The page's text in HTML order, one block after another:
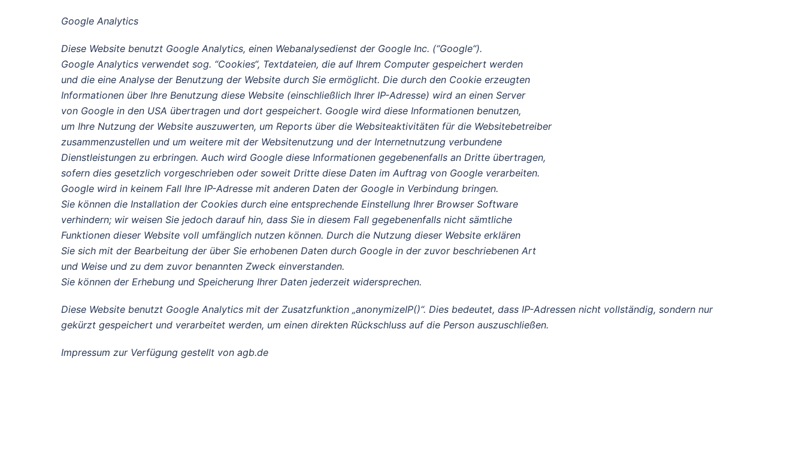
Google Analytics
Diese Website benutzt Google Analytics, einen Webanalysedienst der Google Inc. (“Google“).
Google Analytics verwendet sog. “Cookies“, Textdateien, die auf Ihrem Computer gespeichert werden
und die eine Analyse der Benutzung der Website durch Sie ermöglicht. Die durch den Cookie erzeugten
Informationen über Ihre Benutzung diese Website (einschließlich Ihrer IP-Adresse) wird an einen Server
von Google in den USA übertragen und dort gespeichert. Google wird diese Informationen benutzen,
um Ihre Nutzung der Website auszuwerten, um Reports über die Websiteaktivitäten für die Websitebetreiber
zusammenzustellen und um weitere mit der Websitenutzung und der Internetnutzung verbundene
Dienstleistungen zu erbringen. Auch wird Google diese Informationen gegebenenfalls an Dritte übertragen,
sofern dies gesetzlich vorgeschrieben oder soweit Dritte diese Daten im Auftrag von Google verarbeiten.
Google wird in keinem Fall Ihre IP-Adresse mit anderen Daten der Google in Verbindung bringen.
Sie können die Installation der Cookies durch eine entsprechende Einstellung Ihrer Browser Software
verhindern; wir weisen Sie jedoch darauf hin, dass Sie in diesem Fall gegebenenfalls nicht sämtliche
Funktionen dieser Website voll umfänglich nutzen können. Durch die Nutzung dieser Website erklären
Sie sich mit der Bearbeitung der über Sie erhobenen Daten durch Google in der zuvor beschriebenen Art
und Weise und zu dem zuvor benannten Zweck einverstanden.
Sie können der Erhebung und Speicherung Ihrer Daten jederzeit widersprechen.
Diese Website benutzt Google Analytics mit der Zusatzfunktion „anonymizeIP()“. Dies bedeutet, dass IP-Adressen nicht vollständig, sondern nur
gekürzt gespeichert und verarbeitet werden, um einen direkten Rückschluss auf die Person auszuschließen.
Impressum zur Verfügung gestellt von agb.de